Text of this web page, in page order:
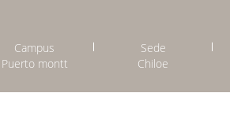
Campus
Puerto montt
Sede
Chiloe